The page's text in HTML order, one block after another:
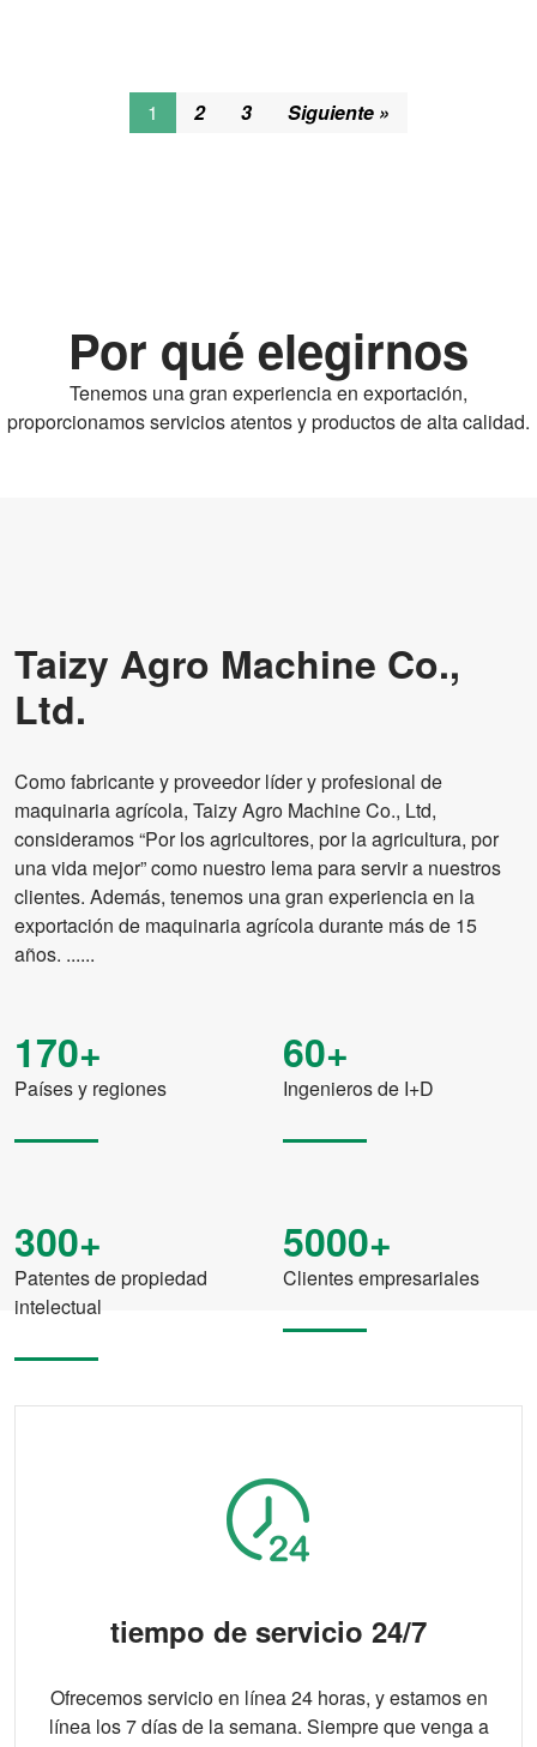
1 2 3 Siguiente »
Por qué elegirnos
Tenemos una gran experiencia en exportación,
proporcionamos servicios atentos y productos de alta calidad.
Taizy Agro Machine Co.,
Ltd.
Como fabricante y proveedor líder y profesional de
maquinaria agrícola, Taizy Agro Machine Co., Ltd,
consideramos “Por los agricultores, por la agricultura, por
una vida mejor” como nuestro lema para servir a nuestros
clientes. Además, tenemos una gran experiencia en la
exportación de maquinaria agrícola durante más de 15
años. ......
170+
Países y regiones
60+
Ingenieros de I+D
300+
Patentes de propiedad
intelectual
5000+
Clientes empresariales
tiempo de servicio 24/7
Ofrecemos servicio en línea 24 horas, y estamos en
línea los 7 días de la semana. Siempre que venga a